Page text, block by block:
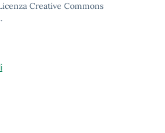
Creative Commons